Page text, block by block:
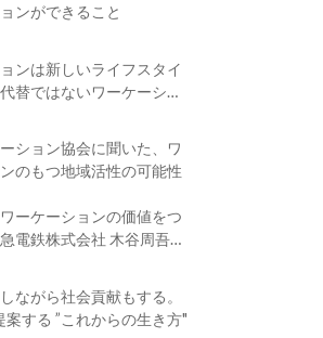
ンができること
ンは新しいライフスタイ
替ではないワーケーショ
ション協会に聞いた、ワ
のもつ地域活性の可能性
ーケーションの価値をつ
電鉄株式会社 木谷周吾さ
ながら社会貢献もする。
する ”これからの生き方"